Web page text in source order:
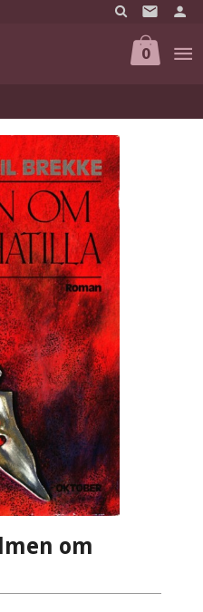
0
om